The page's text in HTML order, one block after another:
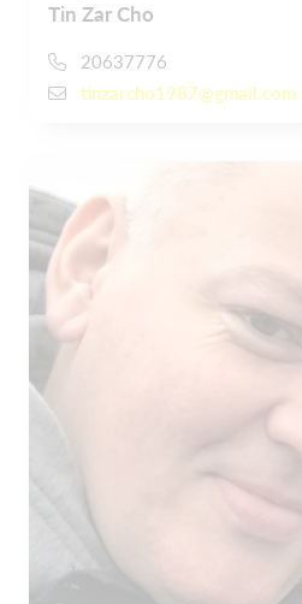
Tin Zar Cho
20637776
tinzarcho1987@gmail.com